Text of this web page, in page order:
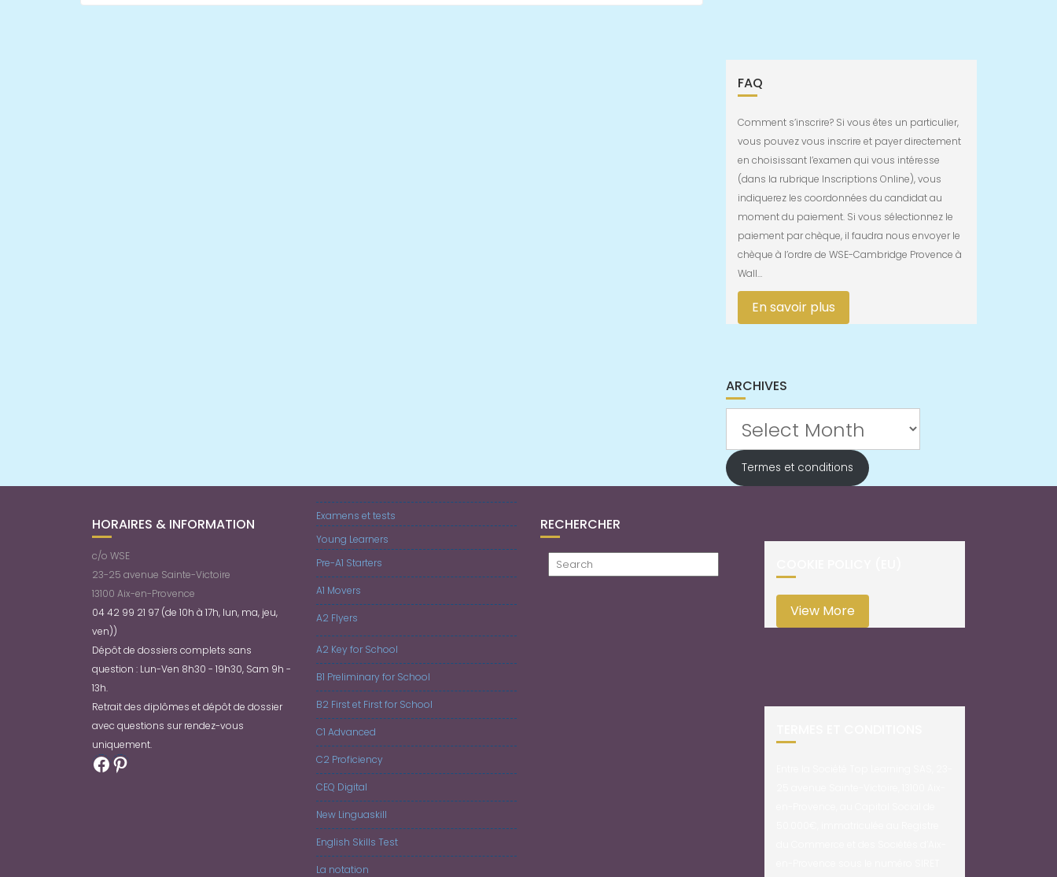
FAQ
Comment s’inscrire? Si vous êtes un particulier,
vous pouvez vous inscrire et payer directement
en choisissant l’examen qui vous intéresse
(dans la rubrique Inscriptions Online), vous
indiquerez les coordonnées du candidat au
moment du paiement. Si vous sélectionnez le
paiement par chèque, il faudra nous envoyer le
chèque à l’ordre de WSE-Cambridge Provence à
Wall…
En savoir plus
ARCHIVES
Termes et conditions
HORAIRES & INFORMATION
c/o WSE
23-25 avenue Sainte-Victoire
13100 Aix-en-Provence
04 42 99 21 97 (de 10h à 17h, lun, ma, jeu,
ven))
Dépôt de dossiers complets sans
question : Lun-Ven 8h30 - 19h30, Sam 9h -
13h.
Retrait des diplômes et dépôt de dossier
avec questions sur rendez-vous
uniquement.
Facebook
Pinterest
Examens et tests
Young Learners
Pre-A1 Starters
A1 Movers
A2 Flyers
A2 Key for School
B1 Preliminary for School
B2 First et First for School
C1 Advanced
C2 Proficiency
CEQ Digital
New Linguaskill
English Skills Test
La notation
RECHERCHER
View More